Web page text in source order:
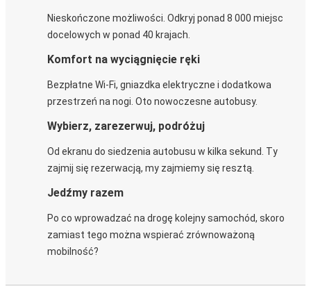
Nieskończone możliwości. Odkryj ponad 8 000 miejsc
docelowych w ponad 40 krajach.
Komfort na wyciągnięcie ręki
Bezpłatne Wi-Fi, gniazdka elektryczne i dodatkowa
przestrzeń na nogi. Oto nowoczesne autobusy.
Wybierz, zarezerwuj, podróżuj
Od ekranu do siedzenia autobusu w kilka sekund. Ty
zajmij się rezerwacją, my zajmiemy się resztą.
Jedźmy razem
Po co wprowadzać na drogę kolejny samochód, skoro
zamiast tego można wspierać zrównoważoną
mobilność?